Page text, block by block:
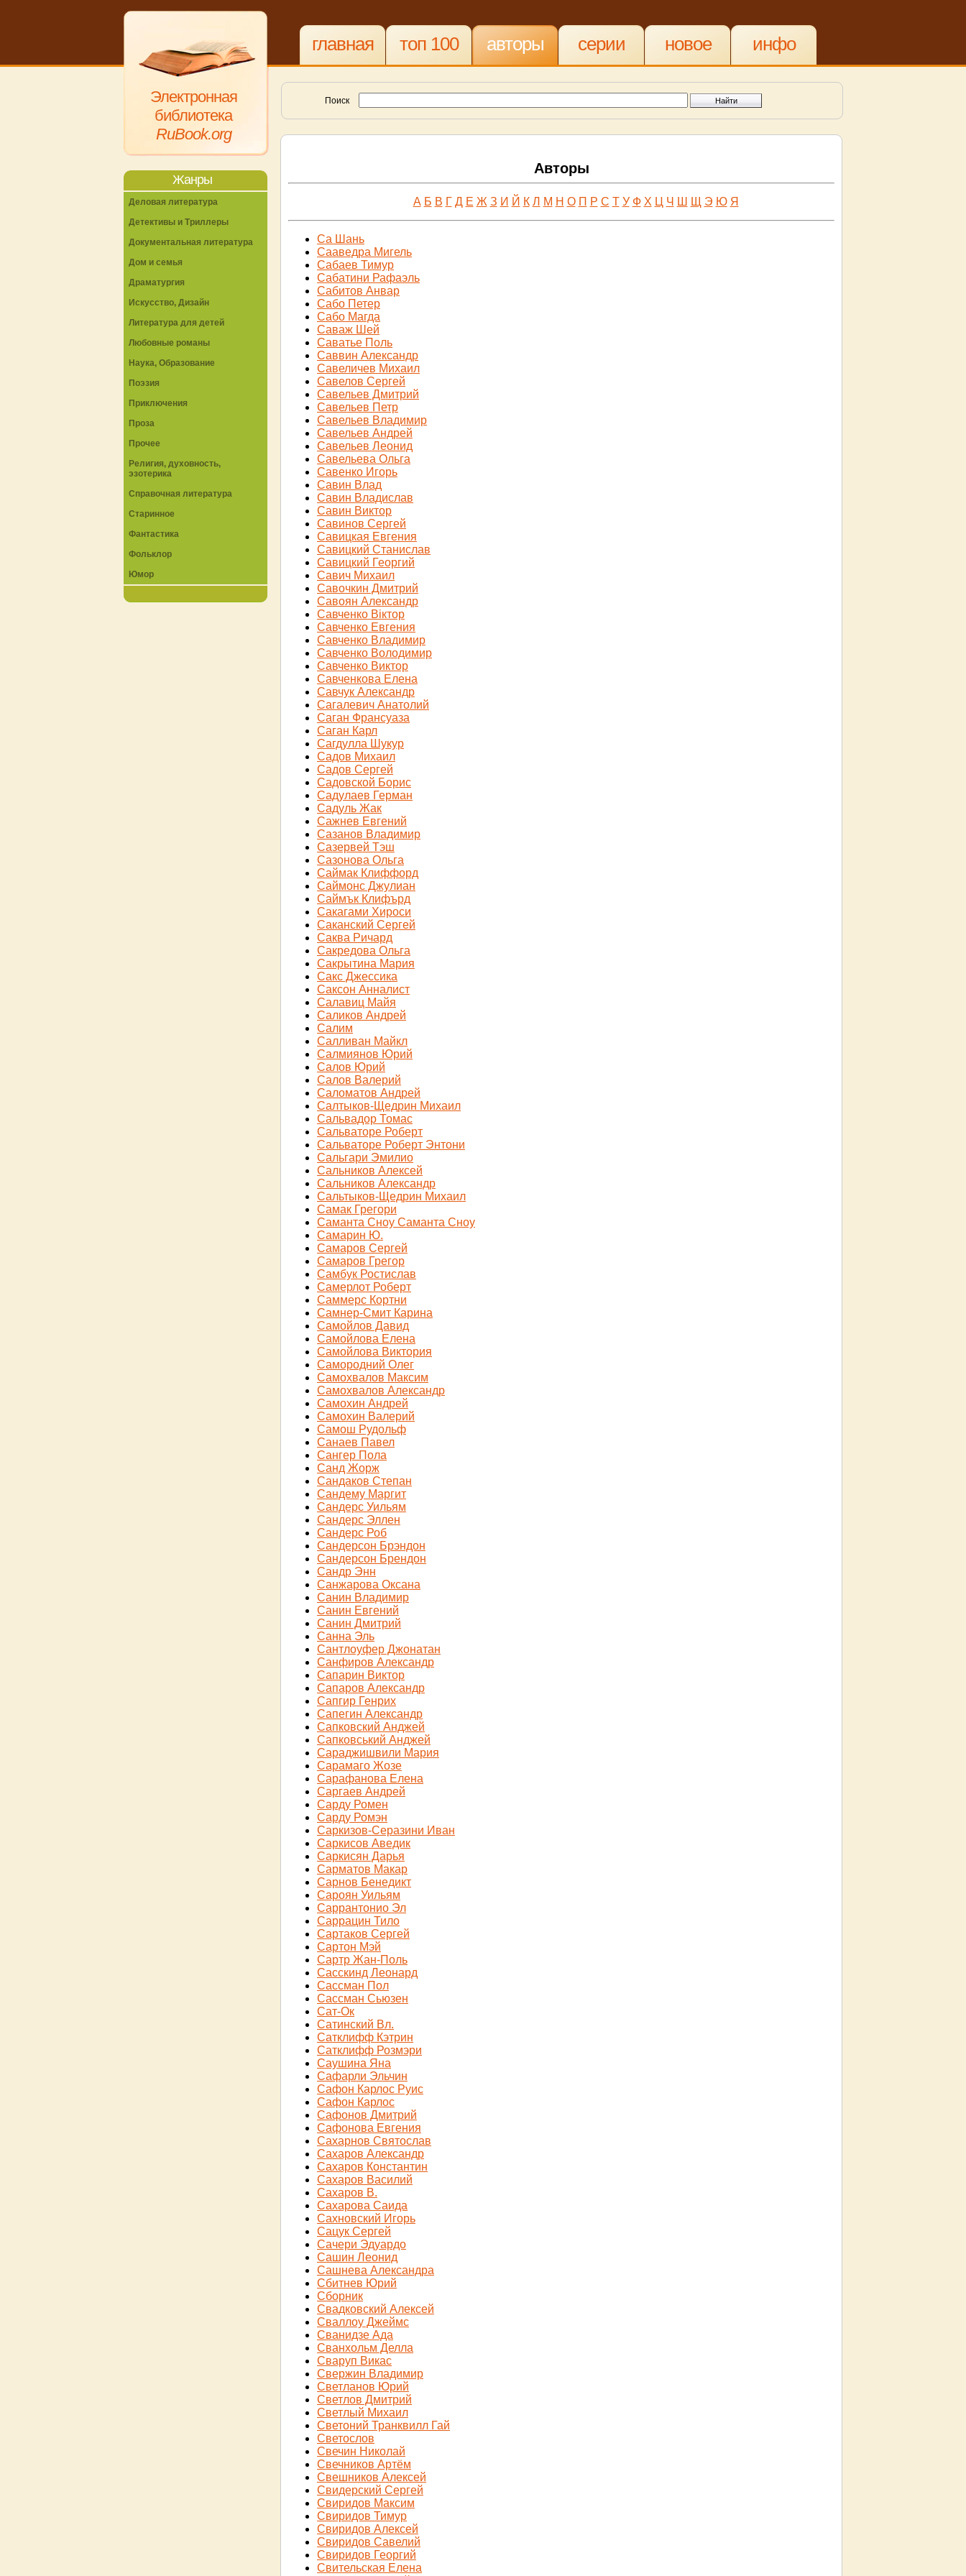
Электронная
библиотека
RuBook.org
главная топ 100 авторы серии новое инфо
Поиск
Авторы
А Б В Г Д Е Ж З И Й К Л М Н О П Р С Т У Ф Х Ц Ч Ш Щ Э Ю Я
Са Шань
Сааведра Мигель
Сабаев Тимур
Сабатини Рафаэль
Сабитов Анвар
Сабо Петер
Сабо Магда
Саваж Шей
Саватье Поль
Саввин Александр
Савеличев Михаил
Савелов Сергей
Савельев Дмитрий
Савельев Петр
Савельев Владимир
Савельев Андрей
Савельев Леонид
Савельева Ольга
Савенко Игорь
Савин Влад
Савин Владислав
Савин Виктор
Савинов Сергей
Савицкая Евгения
Савицкий Станислав
Савицкий Георгий
Савич Михаил
Савочкин Дмитрий
Савоян Александр
Савченко Віктор
Савченко Евгения
Савченко Владимир
Савченко Володимир
Савченко Виктор
Савченкова Елена
Савчук Александр
Сагалевич Анатолий
Саган Франсуаза
Саган Карл
Сагдулла Шукур
Садов Михаил
Садов Сергей
Садовской Борис
Садулаев Герман
Садуль Жак
Сажнев Евгений
Сазанов Владимир
Сазервей Тэш
Сазонова Ольга
Саймак Клиффорд
Саймонс Джулиан
Саймък Клифърд
Сакагами Хироси
Саканский Сергей
Саква Ричард
Сакредова Ольга
Сакрытина Мария
Сакс Джессика
Саксон Анналист
Салавиц Майя
Саликов Андрей
Салим
Салливан Майкл
Салмиянов Юрий
Салов Юрий
Салов Валерий
Саломатов Андрей
Салтыков-Щедрин Михаил
Сальвадор Томас
Сальваторе Роберт
Сальваторе Роберт Энтони
Сальгари Эмилио
Сальников Алексей
Сальников Александр
Сальтыков-Щедрин Михаил
Самак Грегори
Саманта Сноу Саманта Сноу
Самарин Ю.
Самаров Сергей
Самаров Грегор
Самбук Ростислав
Самерлот Роберт
Саммерс Кортни
Самнер-Смит Карина
Самойлов Давид
Самойлова Елена
Самойлова Виктория
Самородний Олег
Самохвалов Максим
Самохвалов Александр
Самохин Андрей
Самохин Валерий
Самош Рудольф
Санаев Павел
Сангер Пола
Санд Жорж
Сандаков Степан
Сандему Маргит
Сандерс Уильям
Сандерс Эллен
Сандерс Роб
Сандерсон Брэндон
Сандерсон Брендон
Сандр Энн
Санжарова Оксана
Санин Владимир
Санин Евгений
Санин Дмитрий
Санна Эль
Сантлоуфер Джонатан
Санфиров Александр
Сапарин Виктор
Сапаров Александр
Сапгир Генрих
Сапегин Александр
Сапковский Анджей
Сапковський Анджей
Сараджишвили Мария
Сарамаго Жозе
Сарафанова Елена
Саргаев Андрей
Сарду Ромен
Сарду Ромэн
Саркизов-Серазини Иван
Саркисов Аведик
Саркисян Дарья
Сарматов Макар
Сарнов Бенедикт
Сароян Уильям
Саррантонио Эл
Саррацин Тило
Сартаков Сергей
Сартон Мэй
Сартр Жан-Поль
Сасскинд Леонард
Сассман Пол
Сассман Сьюзен
Сат-Ок
Сатинский Вл.
Сатклифф Кэтрин
Сатклифф Розмэри
Саушина Яна
Сафарли Эльчин
Сафон Карлос Руис
Сафон Карлос
Сафонов Дмитрий
Сафонова Евгения
Сахарнов Святослав
Сахаров Александр
Сахаров Константин
Сахаров Василий
Сахаров В.
Сахарова Саида
Сахновский Игорь
Сацук Сергей
Сачери Эдуардо
Сашин Леонид
Сашнева Александра
Сбитнев Юрий
Сборник
Свадковский Алексей
Сваллоу Джеймс
Сванидзе Ада
Сванхольм Делла
Сваруп Викас
Свержин Владимир
Светланов Юрий
Светлов Дмитрий
Светлый Михаил
Светоний Транквилл Гай
Светослов
Свечин Николай
Свечников Артём
Свешников Алексей
Свидерский Сергей
Свиридов Максим
Свиридов Тимур
Свиридов Алексей
Свиридов Савелий
Свиридов Георгий
Свительская Елена
Жанры
Деловая литература
Детективы и Триллеры
Документальная литература
Дом и семья
Драматургия
Искусство, Дизайн
Литература для детей
Любовные романы
Наука, Образование
Поэзия
Приключения
Проза
Прочее
Религия, духовность,
эзотерика
Справочная литература
Старинное
Фантастика
Фольклор
Юмор